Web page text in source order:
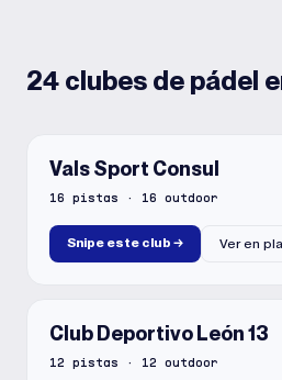
24 clubes de pádel
Vals Sport Consul
16 pistas · 16 outdoor
Snipe este club → Ver en
Club Deportivo León 13
12 pistas · 12 outdoor